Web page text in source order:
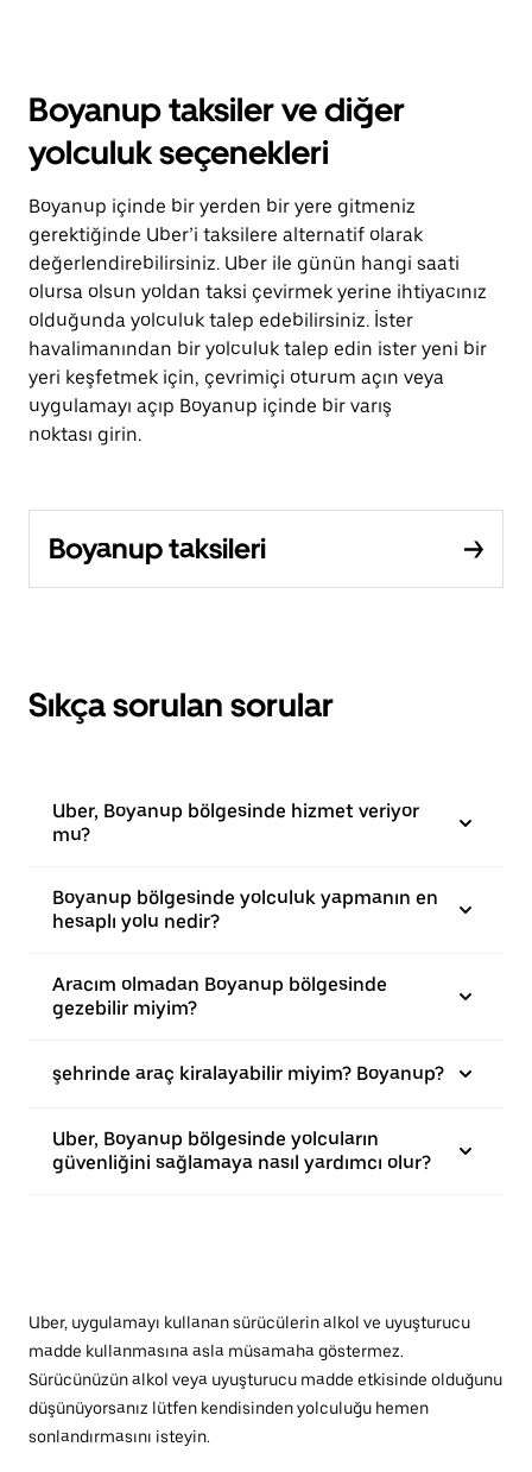
Boyanup taksiler ve diğer
yolculuk seçenekleri
Boyanup içinde bir yerden bir yere gitmeniz
gerektiğinde Uber’i taksilere alternatif olarak
değerlendirebilirsiniz. Uber ile günün hangi saati
olursa olsun yoldan taksi çevirmek yerine ihtiyacınız
olduğunda yolculuk talep edebilirsiniz. İster
havalimanından bir yolculuk talep edin ister yeni bir
yeri keşfetmek için, çevrimiçi oturum açın veya
uygulamayı açıp Boyanup içinde bir varış
noktası girin.
Boyanup taksileri
Sıkça sorulan sorular
Uber, Boyanup bölgesinde hizmet veriyor
mu?
Boyanup bölgesinde yolculuk yapmanın en
hesaplı yolu nedir?
Aracım olmadan Boyanup bölgesinde
gezebilir miyim?
şehrinde araç kiralayabilir miyim? Boyanup?
Uber, Boyanup bölgesinde yolcuların
güvenliğini sağlamaya nasıl yardımcı olur?
Uber, uygulamayı kullanan sürücülerin alkol ve uyuşturucu
madde kullanmasına asla müsamaha göstermez.
Sürücünüzün alkol veya uyuşturucu madde etkisinde olduğunu
düşünüyorsanız lütfen kendisinden yolculuğu hemen
sonlandırmasını isteyin.